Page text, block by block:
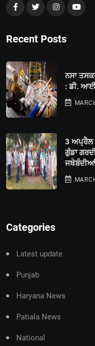
Recent Posts
ਨਸਾ
: ਡੀ.
3 ਅਪ੍ਰੈਲ
ਗੁੰਡਾ
ਜਥੇਬੰਦੀਆਂ
Categories
Latest update
Punjab
Haryana News
Patiala News
National